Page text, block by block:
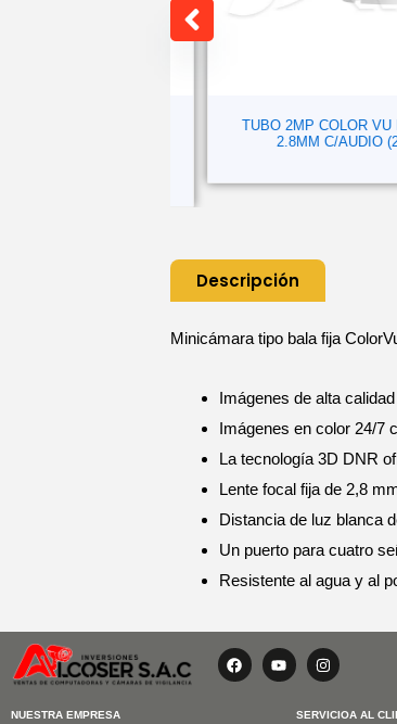
TUBO 2MP COLOR VU LENTE
2.8MM C/AUDIO (2 )
Descripción
Minicámara tipo bala fija
Imágenes de alta
Imágenes en color 24/7
La tecnología 3D DNR
Lente focal fija de 2,8
Distancia de luz blanca
Un puerto para cuatro
Resistente al agua y al
F
a
c
Y
o
u
I
n
s
a
NUESTRA EMPRESA SERVICIOA AL